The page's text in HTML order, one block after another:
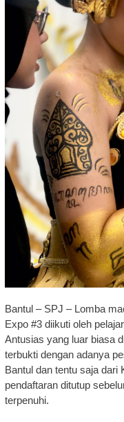
Bantul – SPJ – Lomba
Expo #3 diikuti oleh
Antusias yang luar biasa
terbukti dengan adanya
Bantul dan tentu saja dari
pendaftaran ditutup
terpenuhi.